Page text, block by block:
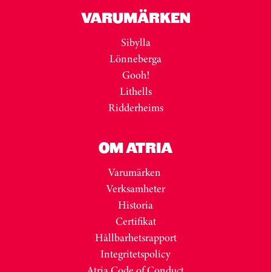
VARUMÄRKEN
Sibylla
Lönneberga
Gooh!
Lithells
Ridderheims
OM ATRIA
Varumärken
Verksamheter
Historia
Certifikat
Hållbarhetsrapport
Integritetspolicy